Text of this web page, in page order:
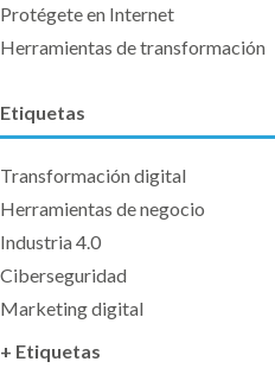
Protégete en Internet
Herramientas de transformación
Etiquetas
Transformación digital
Herramientas de negocio
Industria 4.0
Ciberseguridad
Marketing digital
+ Etiquetas